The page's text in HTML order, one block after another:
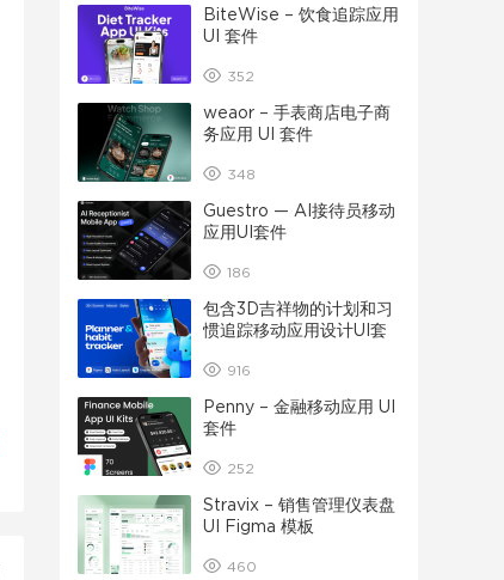
BiteWise – 饮食追踪应用
UI 套件
352
weaor – 手表商店电子商
务应用 UI 套件
348
Guestro — AI接待员移动
应用UI套件
186
包含3D吉祥物的计划和习
惯追踪移动应用设计UI套
916
Penny – 金融移动应用 UI
套件
252
Stravix – 销售管理仪表盘
UI Figma 模板
460